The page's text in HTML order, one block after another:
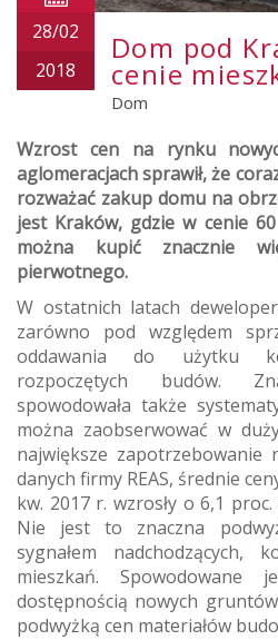
28/02
2018
Dom pod
cenie
Dom
Wzrost cen na rynku
aglomeracjach sprawił, że
rozważać zakup domu na
jest Kraków, gdzie w cenie
można kupić znacznie
pierwotnego.
W ostatnich latach
zarówno pod względem
oddawania do użytku
rozpoczętych budów.
spowodowała także
można zaobserwować w
największe zapotrzebowanie
danych firmy REAS, średnie
kw. 2017 r. wzrosły o 6,1
Nie jest to znaczna
sygnałem nadchodzących,
mieszkań. Spowodowane
dostępnością nowych
podwyżką cen materiałów